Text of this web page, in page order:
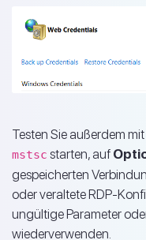
Testen Sie außerdem
mstsc starten, auf
gespeicherten
oder veraltete RDP-
ungültige Parameter
wiederverwenden.